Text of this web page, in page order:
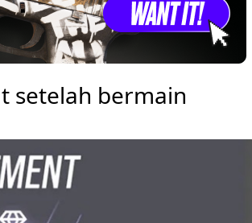
setelah bermain